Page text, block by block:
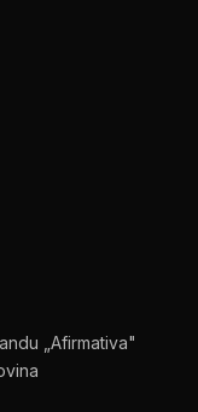
„Afirmativa"